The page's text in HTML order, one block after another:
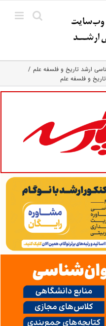
ارشد تاریخ و فلسفه علم
و فلسفه علم